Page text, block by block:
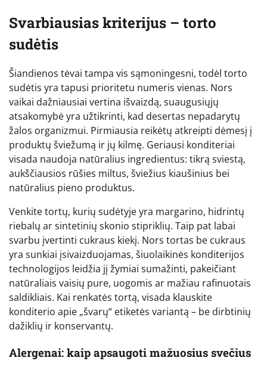
Svarbiausias kriterijus – torto
sudėtis
Šiandienos tėvai tampa vis sąmoningesni, todėl torto
sudėtis yra tapusi prioritetu numeris vienas. Nors
vaikai dažniausiai vertina išvaizdą, suaugusiųjų
atsakomybė yra užtikrinti, kad desertas nepadarytų
žalos organizmui. Pirmiausia reikėtų atkreipti dėmesį į
produktų šviežumą ir jų kilmę. Geriausi konditeriai
visada naudoja natūralius ingredientus: tikrą sviestą,
aukščiausios rūšies miltus, šviežius kiaušinius bei
natūralius pieno produktus.
Venkite tortų, kurių sudėtyje yra margarino, hidrintų
riebalų ar sintetinių skonio stipriklių. Taip pat labai
svarbu įvertinti cukraus kiekį. Nors tortas be cukraus
yra sunkiai įsivaizduojamas, šiuolaikinės konditerijos
technologijos leidžia jį žymiai sumažinti, pakeičiant
natūraliais vaisių pure, uogomis ar mažiau rafinuotais
saldikliais. Kai renkatės tortą, visada klauskite
konditerio apie „švarų“ etiketės variantą – be dirbtinių
dažiklių ir konservantų.
Alergenai: kaip apsaugoti mažuosius svečius